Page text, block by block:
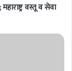
वस्तू व सेवा